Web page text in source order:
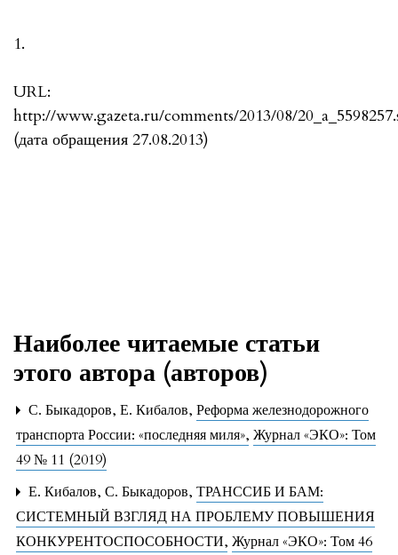
1.
URL:
http://www.gazeta.ru/comments/2013/08/
(дата обращения 27.08.2013)
Наиболее читаемые статьи
этого автора (авторов)
С. Быкадоров, Е. Кибалов, Реформа железнодорожного
транспорта России: «последняя миля», Журнал «ЭКО»: Том
49 № 11 (2019)
Е. Кибалов, С. Быкадоров, ТРАНССИБ И БАМ:
СИСТЕМНЫЙ ВЗГЛЯД НА ПРОБЛЕМУ ПОВЫШЕНИЯ
КОНКУРЕНТОСПОСОБНОСТИ, Журнал «ЭКО»: Том 46